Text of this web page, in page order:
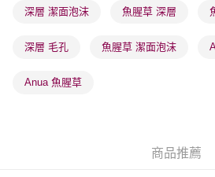
物流公司進行物流配送
取。逾期會取消訂單，並不會安排重寄
取。逾期會取消訂單，並不會安排重寄
深層 潔面泡沫 魚腥草 深層
深層 毛孔 魚腥草 潔面泡沫
Anua 魚腥草
商品推薦